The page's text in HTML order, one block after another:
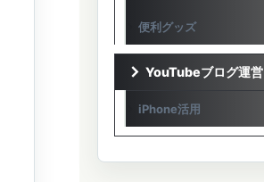
便利グッズ
YouTubeブログ運営
iPhone活用